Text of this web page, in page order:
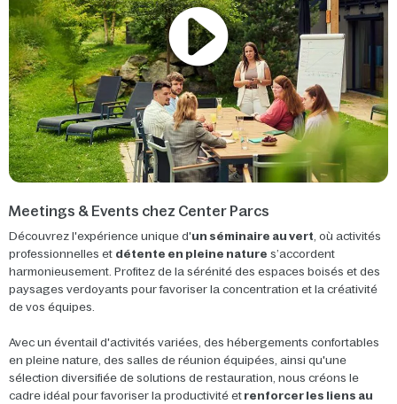
Meetings & Events chez Center Parcs
Découvrez l'expérience unique d'un séminaire au vert, où activités
professionnelles et détente en pleine nature s’accordent
harmonieusement. Profitez de la sérénité des espaces boisés et des
paysages verdoyants pour favoriser la concentration et la créativité
de vos équipes.
Avec un éventail d'activités variées, des hébergements confortables
en pleine nature, des salles de réunion équipées, ainsi qu'une
sélection diversifiée de solutions de restauration, nous créons le
cadre idéal pour favoriser la productivité et renforcer les liens au